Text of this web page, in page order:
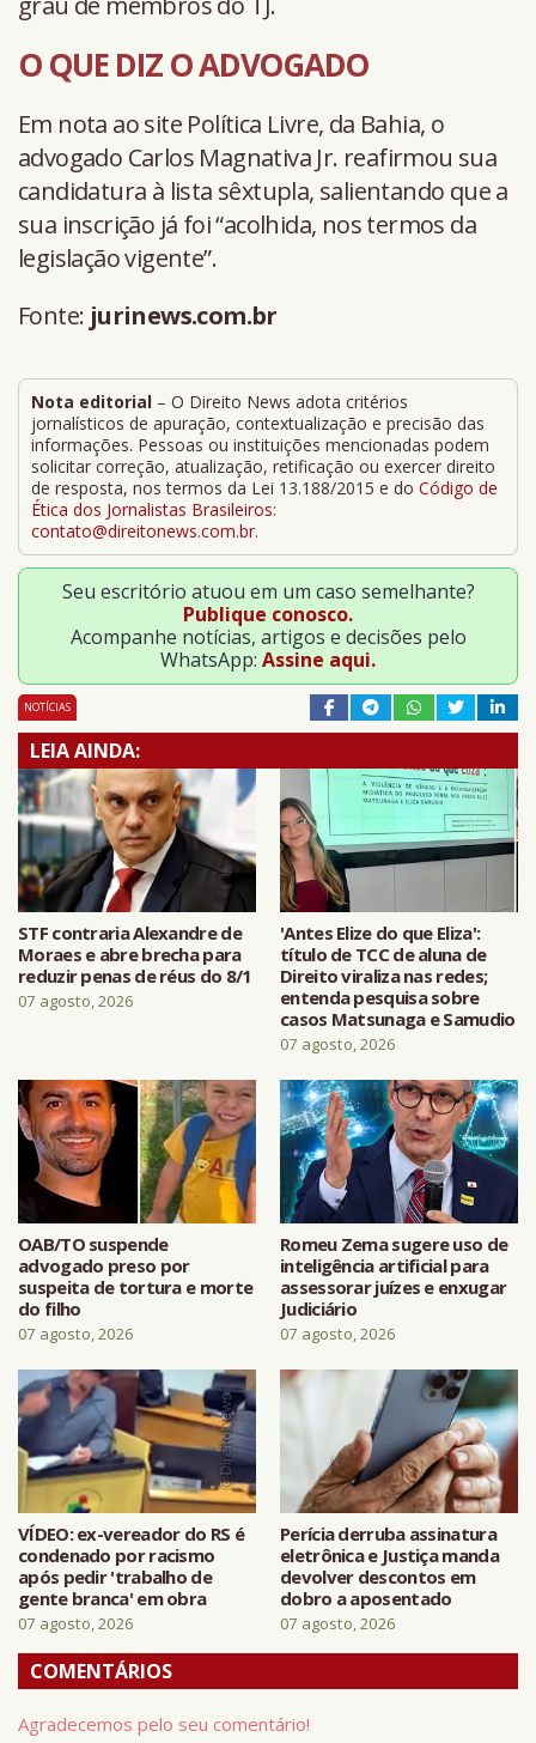
O QUE DIZ O ADVOGADO
Em nota ao site Política Livre, da Bahia, o
advogado Carlos Magnativa Jr. reafirmou sua
candidatura à lista sêxtupla, salientando que a
sua inscrição já foi “acolhida, nos termos da
legislação vigente”.
Fonte: jurinews.com.br
Nota editorial – O Direito News adota critérios
jornalísticos de apuração, contextualização e precisão das
informações. Pessoas ou instituições mencionadas podem
solicitar correção, atualização, retificação ou exercer direito
de resposta, nos termos da Lei 13.188/2015 e do Código de
Ética dos Jornalistas Brasileiros:
contato@direitonews.com.br.
Seu escritório atuou em um caso semelhante?
Publique conosco.
Acompanhe notícias, artigos e decisões pelo
WhatsApp: Assine aqui.
NOTÍCIAS
LEIA AINDA:
STF contraria Alexandre de
Moraes e abre brecha para
reduzir penas de réus do 8/1
07 agosto, 2026
'Antes Elize do que Eliza':
título de TCC de aluna de
Direito viraliza nas redes;
entenda pesquisa sobre
casos Matsunaga e Samudio
07 agosto, 2026
OAB/TO suspende
advogado preso por
suspeita de tortura e morte
do filho
07 agosto, 2026
Romeu Zema sugere uso de
inteligência artificial para
assessorar juízes e enxugar
Judiciário
07 agosto, 2026
VÍDEO: ex-vereador do RS é
condenado por racismo
após pedir 'trabalho de
gente branca' em obra
07 agosto, 2026
Perícia derruba assinatura
eletrônica e Justiça manda
devolver descontos em
dobro a aposentado
07 agosto, 2026
COMENTÁRIOS
Agradecemos pelo seu comentário!